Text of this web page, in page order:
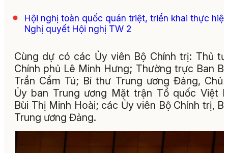
Hội nghị toàn quốc quán triệt, triển khai thực
Nghị quyết Hội nghị TW 2
Cùng dự có các Ủy viên Bộ Chính trị: Thủ
Chính phủ Lê Minh Hưng; Thường trực Ban
Trần Cẩm Tú; Bí thư Trung ương Đảng, Chủ
Ủy ban Trung ương Mặt trận Tổ quốc Việt
Bùi Thị Minh Hoài; các Ủy viên Bộ Chính trị,
Trung ương Đảng.